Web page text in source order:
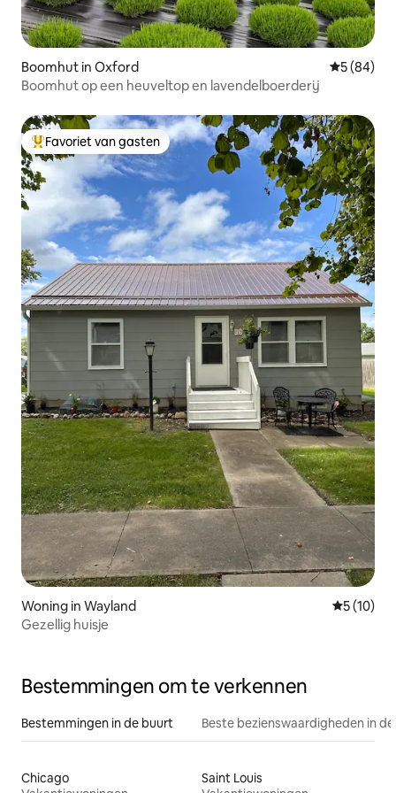
Boomhut in Oxford
5 (84)
Boomhut op een heuveltop en lavendelboerderij
Topfavoriet van gasten
Favoriet van gasten
Woning in Wayland
5 (10)
Gezellig huisje
Bestemmingen om te verkennen
Bestemmingen in de buurt Beste bezienswaardigheden in
Chicago
Saint Louis